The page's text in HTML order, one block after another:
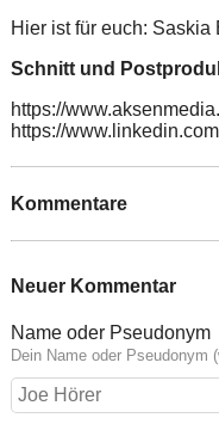
Hier ist für euch: Saskia
Schnitt und
https://
https://
Kommentare
Neuer Kommentar
Name oder Pseudonym
Dein Name oder Pseudonym